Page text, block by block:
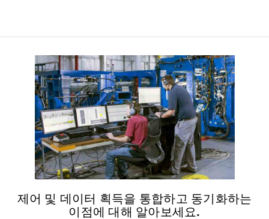
제어 및 데이터 획득을 통합하고 동기화하는
이점에 대해 알아보세요.